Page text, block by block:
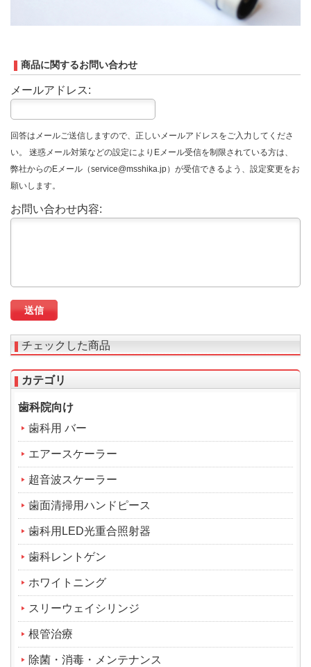
商品に関するお問い合わせ
メールアドレス:
回答はメールご送信しますので、正しいメールアドレスをご入力してくださ
い。 迷惑メール対策などの設定によりEメール受信を制限されている方は、
弊社からのEメール（service@msshika.jp）が受信できるよう、設定変更をお
願いします。
お問い合わせ内容:
チェックした商品
カテゴリ
歯科院向け
歯科用 バー
エアースケーラー
超音波スケーラー
歯面清掃用ハンドピース
歯科用LED光重合照射器
歯科レントゲン
ホワイトニング
スリーウェイシリンジ
根管治療
除菌・消毒・メンテナンス